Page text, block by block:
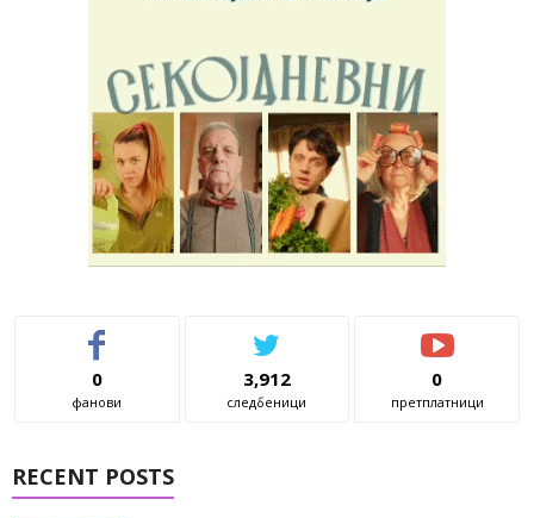
0
фанови
3,912
следбеници
0
претплатници
RECENT POSTS